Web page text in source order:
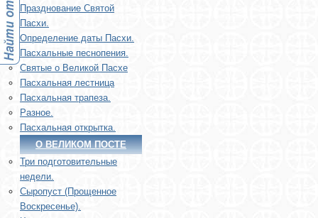
Празднование Святой
Пасхи.
Определение даты Пасхи.
Пасхальные песнопения.
Святые о Великой Пасхе
Пасхальная лестница
Пасхальная трапеза.
Разное.
Пасхальная открытка.
О ВЕЛИКОМ ПОСТЕ
Три подготовительные
недели.
Сыропуст (Прощенное
Воскресенье).